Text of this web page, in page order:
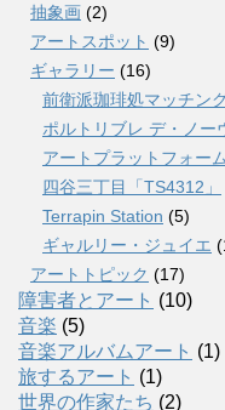
抽象画 (2)
アートスポット (9)
ギャラリー (16)
前衛派珈琲処マッチン
ポルトリブレ デ・ノー
アートプラットフォーム
四谷三丁目「TS4312」
Terrapin Station (5)
ギャルリー・ジュイエ
アートトピック (17)
障害者とアート (10)
音楽 (5)
音楽アルバムアート (1)
旅するアート (1)
世界の作家たち (2)